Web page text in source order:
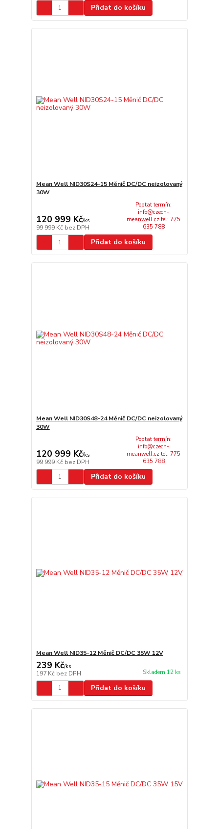
Přidat do košíku
Mean Well NID30S24-15 Měnič DC/DC neizolovaný
30W
120 999 Kč/ks
99 999 Kč bez DPH
Poptat termín:
info@czech-
meanwell.cz tel: 775
635 788
Přidat do košíku
Mean Well NID30S48-24 Měnič DC/DC neizolovaný
30W
120 999 Kč/ks
99 999 Kč bez DPH
Poptat termín:
info@czech-
meanwell.cz tel: 775
635 788
Přidat do košíku
Mean Well NID35-12 Měnič DC/DC 35W 12V
239 Kč/ks
197 Kč bez DPH Skladem 12 ks
Přidat do košíku